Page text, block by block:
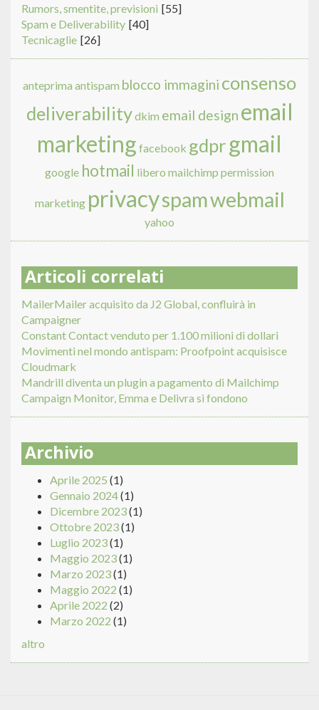
Rumors, smentite, previsioni [55]
Spam e Deliverability [40]
Tecnicaglie [26]
anteprima antispam blocco immagini consenso
deliverabilitydkim email design email
marketing facebook gdpr gmail
google hotmail libero mailchimp permission
marketing privacyspamwebmail
yahoo
Articoli correlati
MailerMailer acquisito da J2 Global, confluirà in
Campaigner
Constant Contact venduto per 1.100 milioni di dollari
Movimenti nel mondo antispam: Proofpoint acquisisce
Cloudmark
Mandrill diventa un plugin a pagamento di Mailchimp
Campaign Monitor, Emma e Delivra si fondono
Archivio
Aprile 2025 (1)
Gennaio 2024(1)
Dicembre 2023(1)
Ottobre 2023(1)
Luglio 2023(1)
Maggio 2023(1)
Marzo 2023(1)
Maggio 2022 (1)
Aprile 2022 (2)
Marzo 2022 (1)
altro